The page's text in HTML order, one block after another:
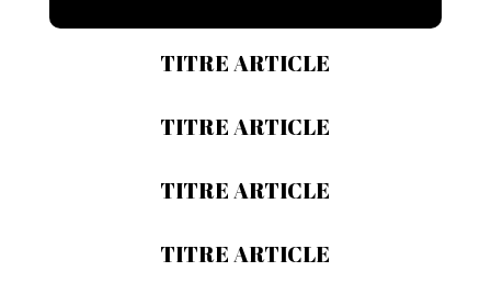
TITRE ARTICLE
TITRE ARTICLE
TITRE ARTICLE
TITRE ARTICLE